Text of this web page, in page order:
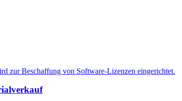
zur Beschaffung von Software-Lizenzen eingerichtet.